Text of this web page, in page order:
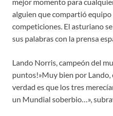
alguien que compartió equipo
competiciones. El asturiano
sus palabras con la prensa
Lando Norris, campeón del
puntos!»Muy bien por
verdad es que los tres
un Mundial soberbio…»,